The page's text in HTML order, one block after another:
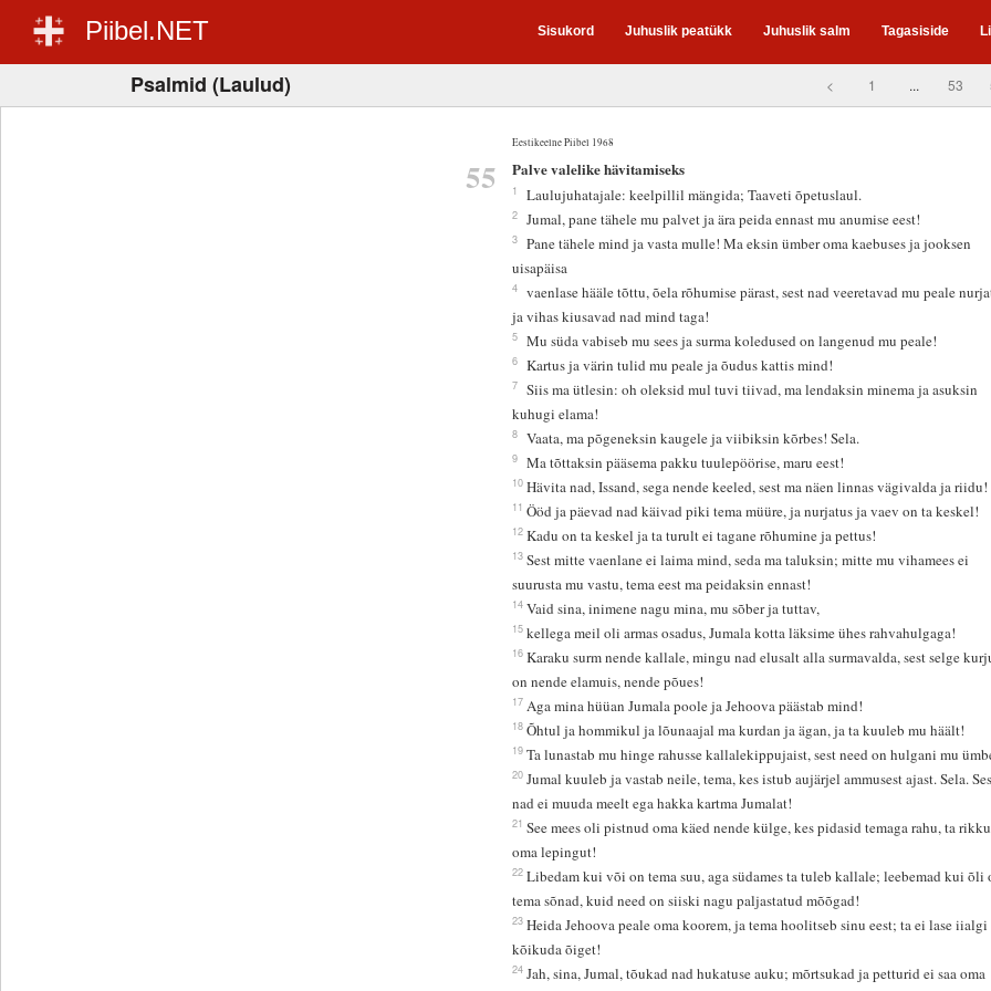
Piibel.NET Sisukord Juhuslik peatükk Juhuslik salm Tagasiside
Psalmid (Laulud) < 1 ... 53
Eestikeelne Piibel 1968
55 Palve valelike hävitamiseks
1 Laulujuhatajale: keelpillil mängida; Taaveti õpetuslaul.
2 Jumal, pane tähele mu palvet ja ära peida ennast mu anumise eest!
3
Pane tähele mind ja vasta mulle! Ma eksin ümber oma kaebuses ja jooksen
uisapäisa
4
vaenlase hääle tõttu, õela rõhumise pärast, sest nad veeretavad mu peale
ja vihas kiusavad nad mind taga!
5 Mu süda vabiseb mu sees ja surma koledused on langenud mu peale!
6 Kartus ja värin tulid mu peale ja õudus kattis mind!
7
Siis ma ütlesin: oh oleksid mul tuvi tiivad, ma lendaksin minema ja asuksin
kuhugi elama!
8 Vaata, ma põgeneksin kaugele ja viibiksin kõrbes! Sela.
9 Ma tõttaksin pääsema pakku tuulepöörise, maru eest!
10 Hävita nad, Issand, sega nende keeled, sest ma näen linnas vägivalda ja riidu!
11 Ööd ja päevad nad käivad piki tema müüre, ja nurjatus ja vaev on ta keskel!
12 Kadu on ta keskel ja ta turult ei tagane rõhumine ja pettus!
13 Sest mitte vaenlane ei laima mind, seda ma taluksin; mitte mu vihamees ei
suurusta mu vastu, tema eest ma peidaksin ennast!
14 Vaid sina, inimene nagu mina, mu sõber ja tuttav,
15 kellega meil oli armas osadus, Jumala kotta läksime ühes rahvahulgaga!
16 Karaku surm nende kallale, mingu nad elusalt alla surmavalda, sest selge
on nende elamuis, nende põues!
17 Aga mina hüüan Jumala poole ja Jehoova päästab mind!
18 Õhtul ja hommikul ja lõunaajal ma kurdan ja ägan, ja ta kuuleb mu häält!
19 Ta lunastab mu hinge rahusse kallalekippujaist, sest need on hulgani mu
20 Jumal kuuleb ja vastab neile, tema, kes istub aujärjel ammusest ajast. Sela.
nad ei muuda meelt ega hakka kartma Jumalat!
21 See mees oli pistnud oma käed nende külge, kes pidasid temaga rahu, ta
oma lepingut!
22 Libedam kui või on tema suu, aga südames ta tuleb kallale; leebemad kui õli
tema sõnad, kuid need on siiski nagu paljastatud mõõgad!
23 Heida Jehoova peale oma koorem, ja tema hoolitseb sinu eest; ta ei lase iialgi
kõikuda õiget!
24 Jah, sina, Jumal, tõukad nad hukatuse auku; mõrtsukad ja petturid ei saa oma